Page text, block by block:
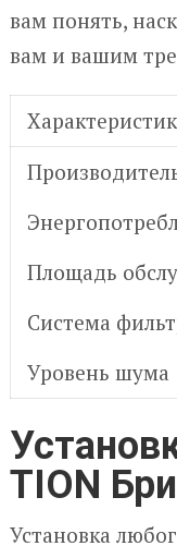
вам понять,
вам и вашим
Площадь
Система
Уровень шума
TION
Установка